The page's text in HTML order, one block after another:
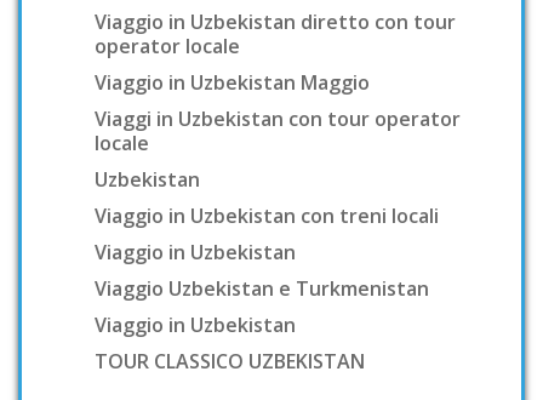
Viaggio in Uzbekistan diretto con tour
operator locale
Viaggio in Uzbekistan Maggio
Viaggi in Uzbekistan con tour operator
locale
Uzbekistan
Viaggio in Uzbekistan con treni locali
Viaggio in Uzbekistan
Viaggio Uzbekistan e Turkmenistan
Viaggio in Uzbekistan
TOUR CLASSICO UZBEKISTAN